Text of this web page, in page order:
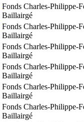
Fonds Charles-Philippe-
Baillairgé
Fonds Charles-Philippe-
Baillairgé
Fonds Charles-Philippe-
Baillairgé
Fonds Charles-Philippe-
Baillairgé
Fonds Charles-Philippe-
Baillairgé
Fonds Charles-Philippe-
Baillairgé